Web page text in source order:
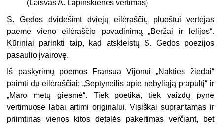
(Laisvas A. Lapinskienės vertimas)
S. Gedos dvidešimt dviejų eilėraščių pluoštui vertėjas
paėmė vieno eilėraščio pavadinimą „Beržai ir lelijos“.
Kūriniai parinkti taip, kad atskleistų S. Gedos poezijos
pasaulio įvairovę.
Iš paskyrimų poemos Fransua Vijonui „Nakties žiedai“
paimti du eilėraščiai: „Septyneilis apie nebyliąją prapultį“ ir
„Maro metų giesmė“. Tiek poetika, tiek vaizdų pynė
vertimuose labai artimi originalui. Visiškai suprantamas ir
priimtinas vienos kitos detalės pakeitimas verčiant, bet